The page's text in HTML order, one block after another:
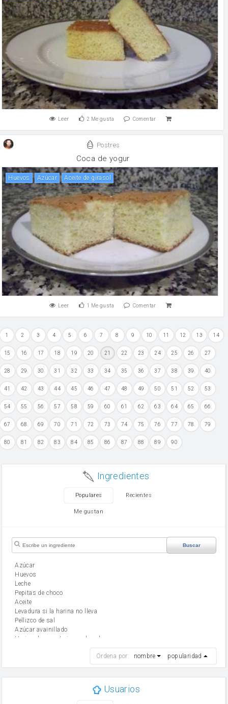
Leer 2 Me gusta Comentar
Postres
Coca de yogur
huevos Azúcar aceite de girasol
Leer 1 Me gusta Comentar
1 2 3 4 5 6 7 8 9 10 11 12 13 14
15 16 17 18 19 20 21 22 23 24 25 26 27
28 29 30 31 32 33 34 35 36 37 38 39 40
41 42 43 44 45 46 47 48 49 50 51 52 53
54 55 56 57 58 59 60 61 62 63 64 65 66
67 68 69 70 71 72 73 74 75 76 77 78 79
80 81 82 83 84 85 86 87 88 89 90
Ingredientes
Populares Recientes
Me gustan
Buscar
Azúcar
huevos
leche
Pepitas de choco
aceite
Levadura si la harina no lleva
Pellizco de sal
Azúcar avainillado
Harina de reposteria con levadura
mantequilla
Ordena por: nombre popularidad
Usuarios